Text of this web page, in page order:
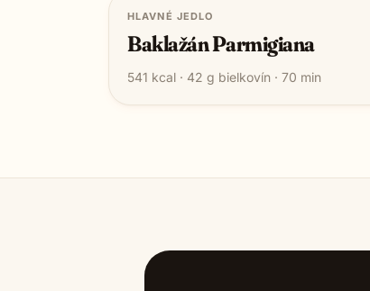
HLAVNÉ JEDLO
Baklažán Parmigiana
541 kcal · 42 g bielkovín · 70 min